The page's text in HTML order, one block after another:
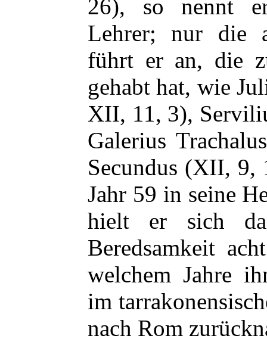
26), so nennt
Lehrer; nur die
führt er an, die
gehabt hat, wie
XII, 11, 3),
Galerius
Secundus (XII, 9,
Jahr 59 in seine
hielt er sich
Beredsamkeit
welchem Jahre
im
nach Rom